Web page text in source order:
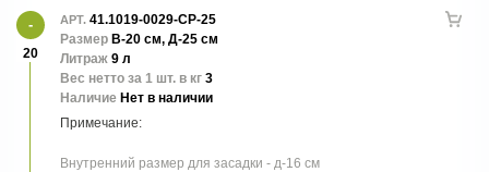
20
АРТ. 41.1019-0029-CP-25
Размер В-20 см, Д-25 см
Литраж 9 л
Вес нетто за 1 шт. в кг 3
Наличие Нет в наличии
Внутренний размер для засадки - д-16 см